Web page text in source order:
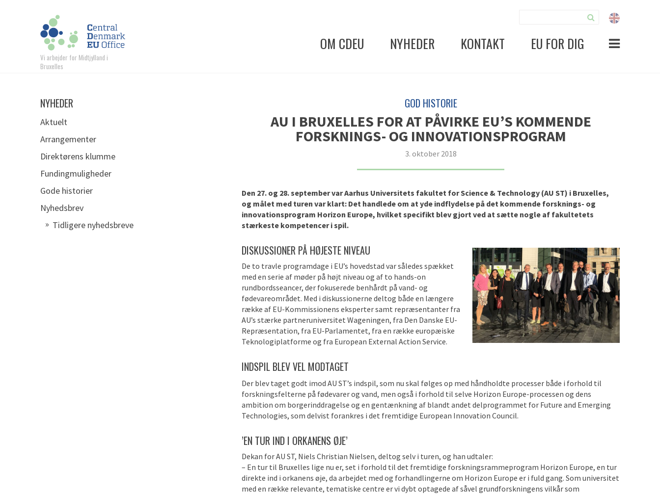
Vi arbejder for Midtjylland i
Bruxelles
OM CDEU NYHEDER KONTAKT EU FOR DIG
NYHEDER
Aktuelt
Arrangementer
Direktørens klumme
Fundingmuligheder
Gode historier
Nyhedsbrev
Tidligere nyhedsbreve
GOD HISTORIE
AU I BRUXELLES FOR AT PÅVIRKE EU’S KOMMENDE
FORSKNINGS- OG INNOVATIONSPROGRAM
3. oktober 2018
Den 27. og 28. september var Aarhus Universitets fakultet for Science & Technology (AU ST) i Bruxelles,
og målet med turen var klart: Det handlede om at yde indflydelse på det kommende forsknings- og
innovationsprogram Horizon Europe, hvilket specifikt blev gjort ved at sætte nogle af fakultetets
stærkeste kompetencer i spil.
DISKUSSIONER PÅ HØJESTE NIVEAU
De to travle programdage i EU’s hovedstad var således spækket
med en serie af møder på højt niveau og af to hands-on
rundbordsseancer, der fokuserede benhårdt på vand- og
fødevareområdet. Med i diskussionerne deltog både en længere
række af EU-Kommissionens eksperter samt repræsentanter fra
AU’s stærke partneruniversitet Wageningen, fra Den Danske EU-
Repræsentation, fra EU-Parlamentet, fra en række europæiske
Teknologiplatforme og fra European External Action Service.
INDSPIL BLEV VEL MODTAGET
Der blev taget godt imod AU ST’s indspil, som nu skal følges op med håndholdte processer både i forhold til
forskningsfelterne på fødevarer og vand, men også i forhold til selve Horizon Europe-processen og dens
ambition om borgerinddragelse og en gentænkning af blandt andet delprogrammet for Future and Emerging
Technologies, som delvist forankres i det fremtidige European Innovation Council.
’EN TUR IND I ORKANENS ØJE’
Dekan for AU ST, Niels Christian Nielsen, deltog selv i turen, og han udtaler:
– En tur til Bruxelles lige nu er, set i forhold til det fremtidige forskningsrammeprogram Horizon Europe, en tur
direkte ind i orkanens øje, da arbejdet med og forhandlingerne om Horizon Europe er i fuld gang. Som universitet
med en række relevante, tematiske centre er vi dybt optagede af såvel grundforskningens vilkår som